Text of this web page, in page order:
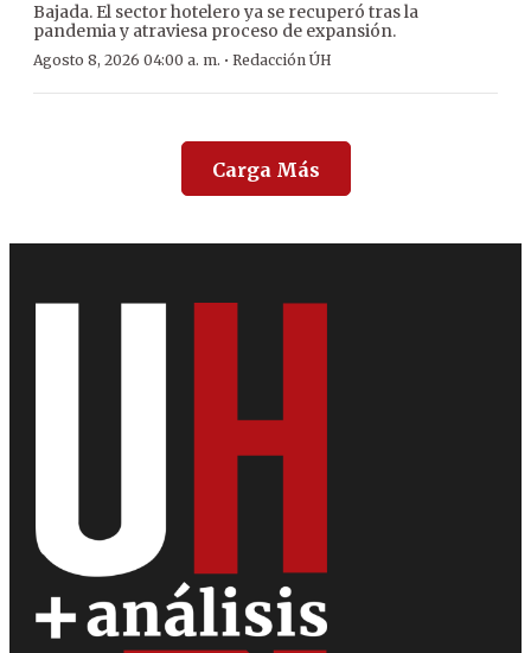
Bajada. El sector hotelero ya se recuperó tras la
pandemia y atraviesa proceso de expansión.
Agosto 8, 2026 04:00 a. m. · Redacción ÚH
Carga Más